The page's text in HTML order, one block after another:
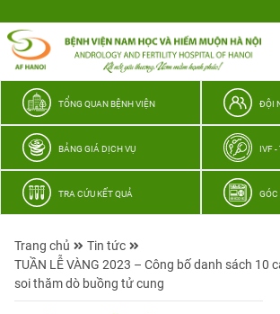
thương
TỔNG QUAN BỆNH VIỆN ĐỘI
BẢNG GIÁ DỊCH VỤ IVF -
TRA CỨU KẾT QUẢ GÓC
Trang chủ
Tin tức
TUẦN LỄ VÀNG 2023 – Công bố danh sách 10
soi thăm dò buồng tử cung